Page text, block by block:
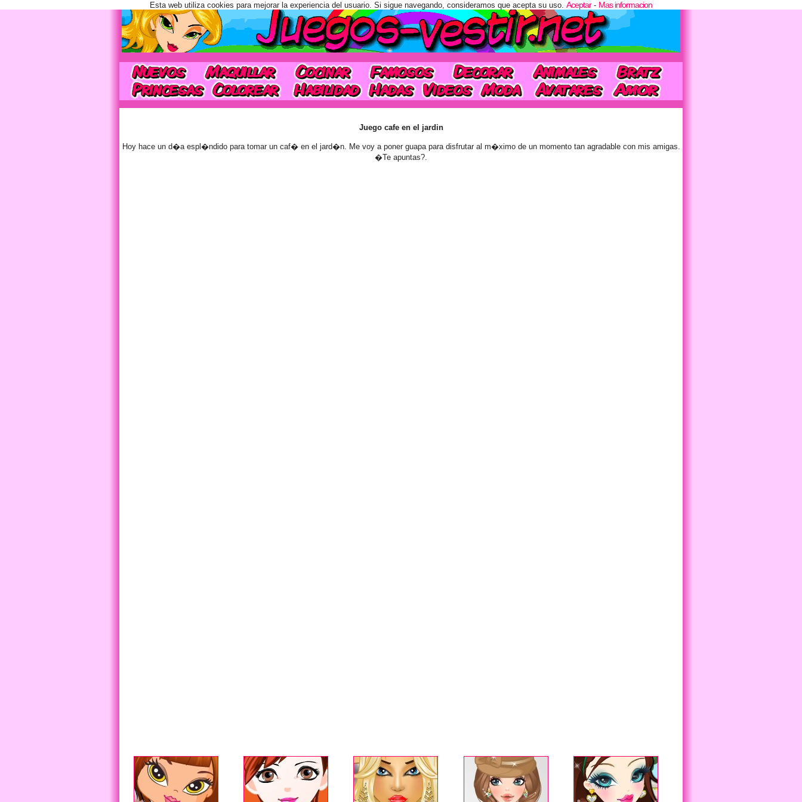
Juego cafe en el jardin
Hoy hace un d�a espl�ndido para tomar un caf� en el jard�n. Me voy a poner guapa para disfrutar al m�ximo de un momento tan agradable con mis amigas.
�Te apuntas?.
Esta web utiliza cookies para mejorar la experiencia del usuario. Si sigue navegando, consideramos que acepta su uso. Aceptar- Mas informacion